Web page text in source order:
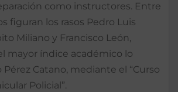
como instructores. Entre
figuran los rasos Pedro Luis
Miliano y Francisco León,
mayor índice académico lo
Catano, mediante el “Curso
Policial”.